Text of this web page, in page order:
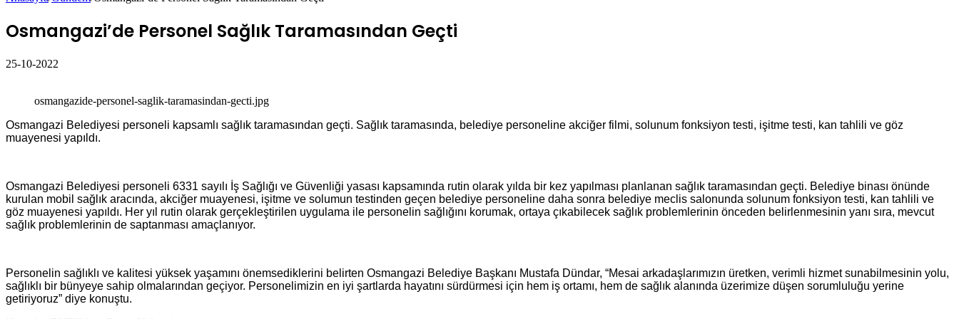
Osmangazi’de Personel Sağlık Taramasından Geçti
25-10-2022
osmangazide-personel-saglik-taramasindan-gecti.jpg
Osmangazi Belediyesi personeli kapsamlı sağlık taramasından geçti. Sağlık taramasında, belediye personeline akciğer filmi, solunum fonksiyon testi, işitme testi, kan tahlili ve göz
muayenesi yapıldı.
Osmangazi Belediyesi personeli 6331 sayılı İş Sağlığı ve Güvenliği yasası kapsamında rutin olarak yılda bir kez yapılması planlanan sağlık taramasından geçti. Belediye binası önünde
kurulan mobil sağlık aracında, akciğer muayenesi, işitme ve solumun testinden geçen belediye personeline daha sonra belediye meclis salonunda solunum fonksiyon testi, kan tahlili ve
göz muayenesi yapıldı. Her yıl rutin olarak gerçekleştirilen uygulama ile personelin sağlığını korumak, ortaya çıkabilecek sağlık problemlerinin önceden belirlenmesinin yanı sıra, mevcut
sağlık problemlerinin de saptanması amaçlanıyor.
Personelin sağlıklı ve kalitesi yüksek yaşamını önemsediklerini belirten Osmangazi Belediye Başkanı Mustafa Dündar, “Mesai arkadaşlarımızın üretken, verimli hizmet sunabilmesinin yolu,
sağlıklı bir bünyeye sahip olmalarından geçiyor. Personelimizin en iyi şartlarda hayatını sürdürmesi için hem iş ortamı, hem de sağlık alanında üzerimize düşen sorumluluğu yerine
getiriyoruz” diye konuştu.